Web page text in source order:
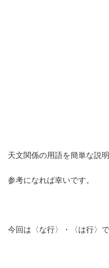
天文関係の用語を簡単な説
参考になれば幸いです。
今回は〈な行〉・〈は行〉で